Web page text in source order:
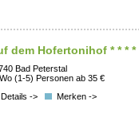
dem Hofertonihof * * * *
Bad Peterstal
(1-5) Personen ab 35 €
Details ->
Merken ->